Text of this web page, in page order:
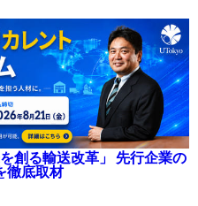
創る輸送改革」 先行企業の
徹底取材